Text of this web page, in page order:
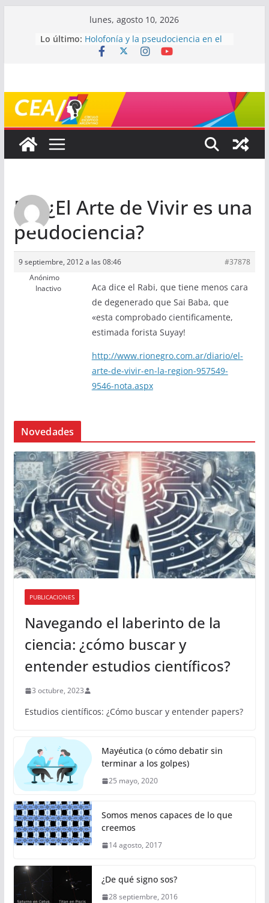
lunes, agosto 10, 2026
Lo último: Holofonía y la pseudociencia en el
audio
Mayéutica (o cómo debatir sin
terminar a los golpes)
Somos menos capaces de lo que
Re: ¿El Arte de Vivir es una
peudociencia?
9 septiembre, 2012 a las 08:46
#37878
Anónimo
Inactivo
Aca dice el Rabi, que tiene menos cara
de degenerado que Sai Baba, que
«esta comprobado cientificamente,
estimada forista Suyay!
http://www.rionegro.com.ar/diario/el-
arte-de-vivir-en-la-region-957549-
9546-nota.aspx
Novedades
PUBLICACIONES
Navegando el laberinto de la
ciencia: ¿cómo buscar y
entender estudios científicos?
3 octubre, 2023
Estudios científicos: ¿Cómo buscar y entender papers?
Mayéutica (o cómo debatir sin
terminar a los golpes)
25 mayo, 2020
Somos menos capaces de lo que
creemos
14 agosto, 2017
¿De qué signo sos?
28 septiembre, 2016